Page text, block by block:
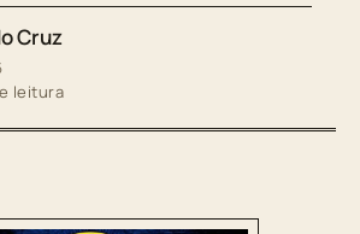
Cruz
leitura